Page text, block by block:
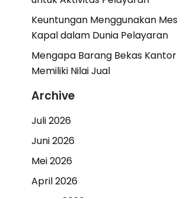
Keuntungan Menggunakan
Kapal dalam Dunia Pelayaran
Mengapa Barang Bekas
Memiliki Nilai Jual
Archive
Juli 2026
Juni 2026
Mei 2026
April 2026